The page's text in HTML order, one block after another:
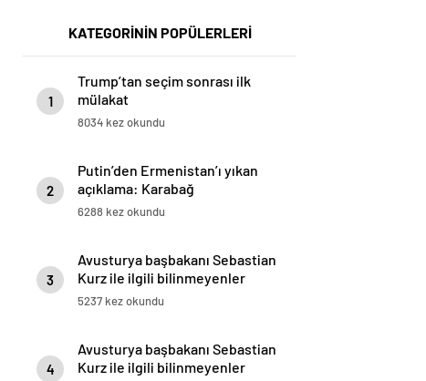
KATEGORİNİN POPÜLERLERİ
1
Trump’tan seçim sonrası ilk
mülakat
8034 kez okundu
2
Putin’den Ermenistan’ı yıkan
açıklama: Karabağ
Azerbaycan’ın ayrılmaz bir
6288 kez okundu
3
Avusturya başbakanı Sebastian
Kurz ile ilgili bilinmeyenler
5237 kez okundu
4
Avusturya başbakanı Sebastian
Kurz ile ilgili bilinmeyenler